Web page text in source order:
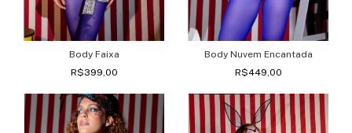
Body Faixa
R$399,00
Body Nuvem Encantada
R$449,00